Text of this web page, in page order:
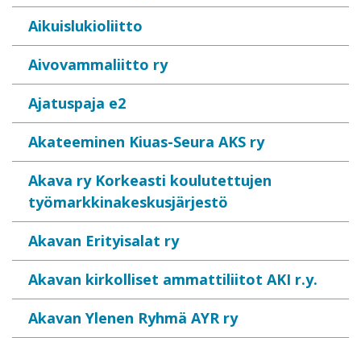
Aikuislukioliitto
Aivovammaliitto ry
Ajatuspaja e2
Akateeminen Kiuas-Seura AKS ry
Akava ry Korkeasti koulutettujen
työmarkkinakeskusjärjestö
Akavan Erityisalat ry
Akavan kirkolliset ammattiliitot AKI r.y.
Akavan Ylenen Ryhmä AYR ry